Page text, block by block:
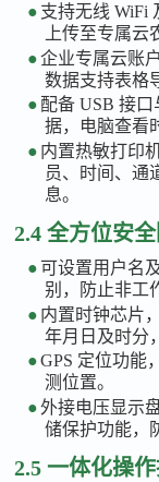
● 支持无线 WiFi
上传至专属云
● 企业专属云账
数据支持表格
● 配备 USB 接
据，电脑查看
● 内置热敏打印
员、时间、通
息。
2.4 全方位安
● 可设置用户名
别，防止非工
● 内置时钟芯片
年月日及时分
● GPS 定位功能
测位置。
● 外接电压显示
储保护功能，
2.5 一体化操